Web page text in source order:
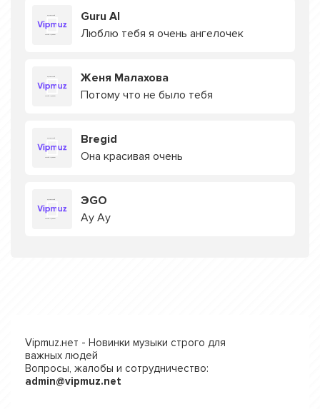
Guru AI
Люблю тебя я очень ангелочек
Женя Малахова
Потому что не было тебя
Bregid
Она красивая очень
ЭGO
Ау Ау
Vipmuz.нет - Новинки музыки строго для
важных людей
Вопросы, жалобы и сотрудничество:
admin@vipmuz.net